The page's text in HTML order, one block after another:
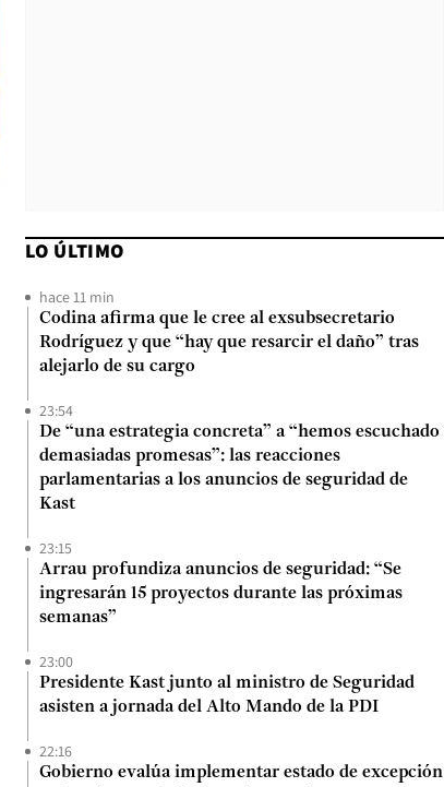
LO ÚLTIMO
hace 11 min
Codina afirma que le cree al exsubsecretario
Rodríguez y que “hay que resarcir el daño” tras
alejarlo de su cargo
23:54
De “una estrategia concreta” a “hemos escuchado
demasiadas promesas”: las reacciones
parlamentarias a los anuncios de seguridad de
Kast
23:15
Arrau profundiza anuncios de seguridad: “Se
ingresarán 15 proyectos durante las próximas
semanas”
23:00
Presidente Kast junto al ministro de Seguridad
asisten a jornada del Alto Mando de la PDI
22:16
Gobierno evalúa implementar estado de excepción